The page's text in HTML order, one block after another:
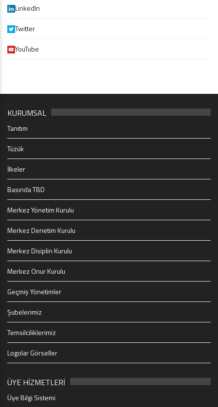
LinkedIn
Twitter
YouTube
KURUMSAL
Tanıtım
Tüzük
İlkeler
Basında TBD
Merkez Yönetim Kurulu
Merkez Denetim Kurulu
Merkez Disiplin Kurulu
Merkez Onur Kurulu
Geçmiş Yönetimler
Şubelerimiz
Temsilciliklerimiz
Logolar Görseller
ÜYE HİZMETLERİ
Üye Bilgi Sistemi